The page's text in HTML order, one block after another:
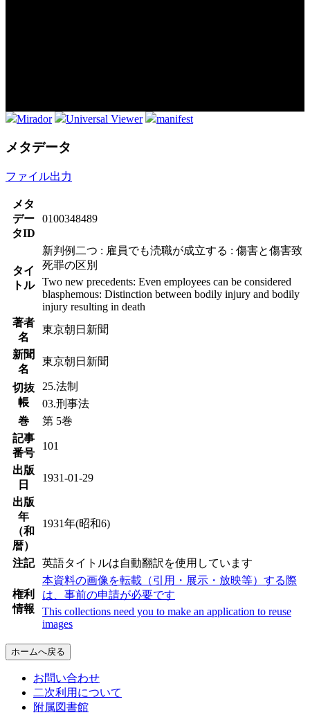
Mirador Universal Viewer manifest
メタデータ
ファイル出力
メタ
デー
タID
0100348489
タイ
トル
新判例二つ : 雇員でも涜職が成立する : 傷害と傷害致
死罪の区別
Two new precedents: Even employees can be considered
blasphemous: Distinction between bodily injury and bodily
injury resulting in death
著者
名
東京朝日新聞
新聞
名
東京朝日新聞
切抜
帳
25.法制
03.刑事法
巻
第 5巻
記事
番号
101
出版
日
1931-01-29
出版
年
（和
暦）
1931年(昭和6)
注記 英語タイトルは自動翻訳を使用しています
権利
情報
本資料の画像を転載（引用・展示・放映等）する際
は、事前の申請が必要です
This collections need you to make an application to reuse
images
ホームへ戻る
お問い合わせ
二次利用について
附属図書館